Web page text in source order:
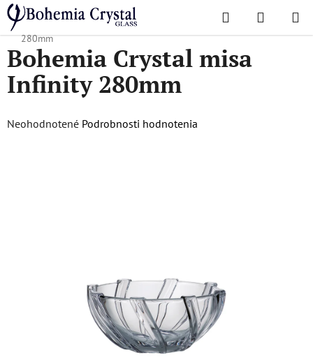
Prejsť
na
obsah
Hľadať
KOŠÍK
Domov
/ Obľúbené kolekcie / Infinity
Bohemia Crystal misa Infinity
280mm
Bohemia Crystal misa
Infinity 280mm
Priemerné
Neohodnotené Podrobnosti hodnotenia